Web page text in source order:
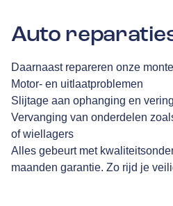
Auto
Daarnaast repareren onze
Motor- en uitlaatproblemen
Slijtage aan ophanging en vering
Vervanging van onderdelen
of wiellagers
Alles gebeurt met
maanden garantie. Zo rijd je